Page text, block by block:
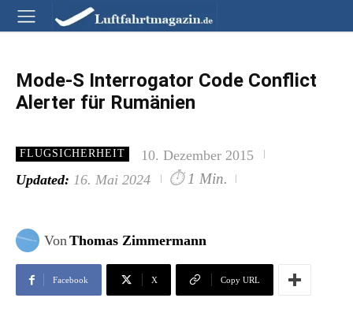
Mode-S Interrogator Code Conflict
Alerter für Rumänien
FLUGSICHERHEIT
10. Dezember 2015
Updated: 16. Mai 2024 ⏱ 1 Min.
VonThomas Zimmermann
Facebook X Copy URL